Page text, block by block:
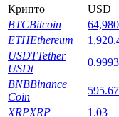
Launchpool
Гибкая ставка
Крипто USD
BTCBitcoin
ETHEthereum
USDTTether
USDt
BNBBinance
Coin
595.67
XRPXRP 1.03